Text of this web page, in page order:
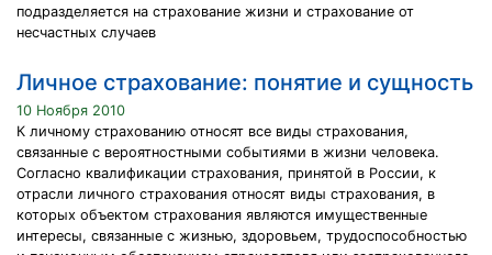
подразделяется на страхование жизни и страхование от
несчастных случаев
Личное страхование: понятие и сущность
10 Ноября 2010
К личному страхованию относят все виды страхования,
связанные с вероятностными событиями в жизни человека.
Согласно квалификации страхования, принятой в России, к
отрасли личного страхования относят виды страхования, в
которых объектом страхования являются имущественные
интересы, связанные с жизнью, здоровьем, трудоспособностью